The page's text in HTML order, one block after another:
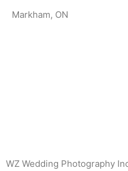
Markham, ON
WZ Wedding Photography